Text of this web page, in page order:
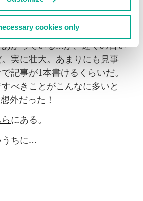
cookies only
徒歩でパカヤ山に登った。と
で行ったわけではない。今も異
がっている…が、近くの古い
実に壮大。あまりにも見事
記事が1本書けるくらいだ。
べきことがこんなに多いと
外だった！
にある。
ちに…